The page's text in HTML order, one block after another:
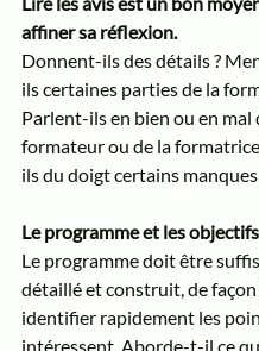
affiner sa réflexion.
Donnent-ils des détails ?
ils certaines parties de la
Parlent-ils en bien ou en mal
formateur ou de la
ils du doigt certains
Le programme et les objectifs
Le programme doit être
détaillé et construit, de
identifier rapidement les
intéressent. Aborde-t-il ce